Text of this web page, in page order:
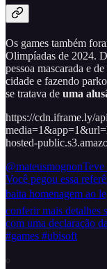
Os games também
Olimpíadas de 2024.
pessoa mascarada e
cidade e fazendo
se tratava de uma
https://cdn.iframe.ly/
hosted-
@mateusmognonTeve
Você pegou essa
baita homenagem ao
conferir mais detalhes
com uma declaração
#games #ubisoft